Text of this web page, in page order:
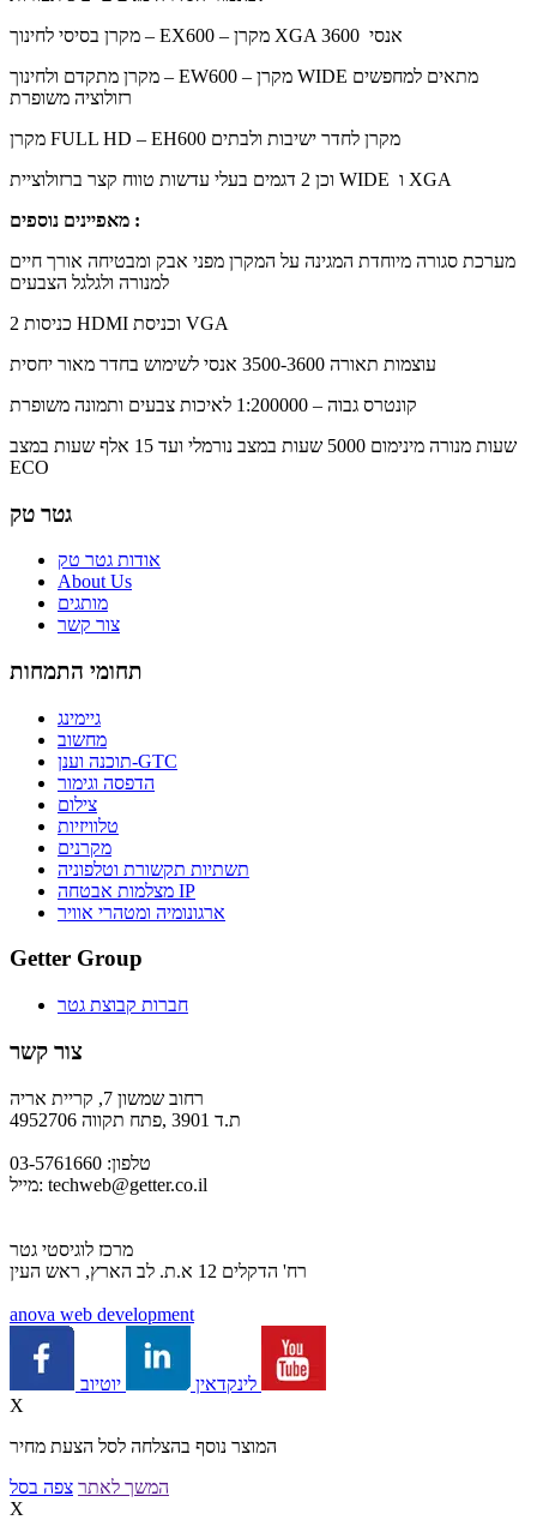
מקרן בסיסי לחינוך – EX600 – מקרן XGA 3600 אנסי
מקרן מתקדם ולחינוך – EW600 – מקרן WIDE מתאים למחפשים
רזולוציה משופרת
מקרן FULL HD – EH600 מקרן לחדר ישיבות ולבתים
וכן 2 דגמים בעלי עדשות טווח קצר ברזולוציית WIDE ו XGA
מאפיינים נוספים :
מערכת סגורה מיוחדת המגינה על המקרן מפני אבק ומבטיחה אורך חיים
למנורה ולגלגל הצבעים
2 כניסות HDMI וכניסת VGA
עוצמות תאורה 3500-3600 אנסי לשימוש בחדר מאור יחסית
קונטרס גבוה – 1:200000 לאיכות צבעים ותמונה משופרת
שעות מנורה מינימום 5000 שעות במצב נורמלי ועד 15 אלף שעות במצב
ECO
גטר טק
אודות גטר טק
About Us
מותגים
צור קשר
תחומי התמחות
גיימינג
מחשוב
תוכנה וענן-GTC
הדפסה וגימור
צילום
טלוויזיות
מקרנים
תשתיות תקשורת וטלפוניה
מצלמות אבטחה IP
ארגונומיה ומטהרי אוויר
Getter Group
חברות קבוצת גטר
צור קשר
רחוב שמשון 7, קריית אריה
ת.ד 3901 ,פתח תקווה 4952706
טלפון: 03-5761660
מייל: techweb@getter.co.il
מרכז לוגיסטי גטר
רח' הדקלים 12 א.ת. לב הארץ, ראש העין
anova web development
לינקדאין
X
המוצר נוסף בהצלחה לסל הצעת מחיר
המשך לאתר צפה בסל
X